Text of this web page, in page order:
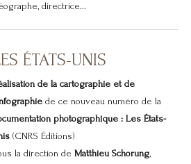
directrice...
ÉTATS-UNIS
de la cartographie et de
de ce nouveau numéro de la
photographique : Les États-
(CNRS Éditions)
la direction de Matthieu Schorung,